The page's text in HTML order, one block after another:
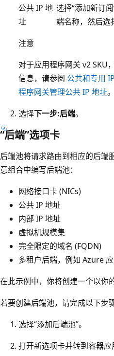
公共 IP 地
址
选择“添加新订
端名称，然后选
注意
对于应用程序网关 v2 SKU
信息，请参阅 公共和专用
程序网关管理公共 IP 地址。
选择下一步:后端。
“后端”选项卡
后端池将请求路由到相应的后端
意组合中编写后端池：
网络接口卡 (NICs)
公共 IP 地址
内部 IP 地址
虚拟机规模集
完全限定的域名 (FQDN)
多租户后端，例如 Azure
在此示例中，你将创建一个以你
若要创建后端池，请完成以下步骤
选择“添加后端池”。
打开新选项卡并转到容器应